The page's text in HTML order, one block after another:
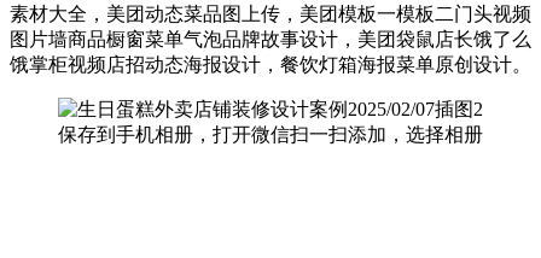
素材大全，美团动态菜品图上传，美团模板一模板二门头视频
图片墙商品橱窗菜单气泡品牌故事设计，美团袋鼠店长饿了么
饿掌柜视频店招动态海报设计，餐饮灯箱海报菜单原创设计。
保存到手机相册，打开微信扫一扫添加，选择相册